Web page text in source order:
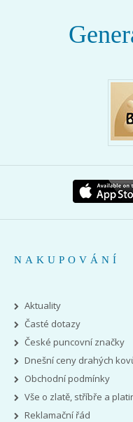
NAKUPOVÁNÍ
Aktuality
Časté dotazy
České puncovní značky
Dnešní ceny drahých
Obchodní podmínky
Vše o zlatě, stříbře a
Reklamační řád